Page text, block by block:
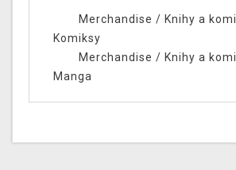
Merchandise / Knihy a
Komiksy
Merchandise / Knihy a
Manga